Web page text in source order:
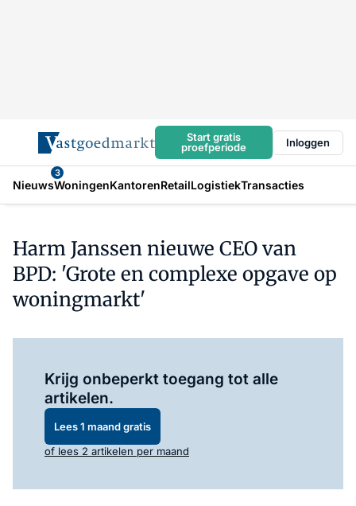
Start gratis
proefperiode
Inloggen
Nieuws
3
WoningenKantorenRetailLogistiekTransacties
Harm Janssen nieuwe CEO van
BPD: 'Grote en complexe opgave op
woningmarkt'
Krijg onbeperkt toegang tot alle
artikelen.
Lees 1 maand gratis
of lees 2 artikelen per maand